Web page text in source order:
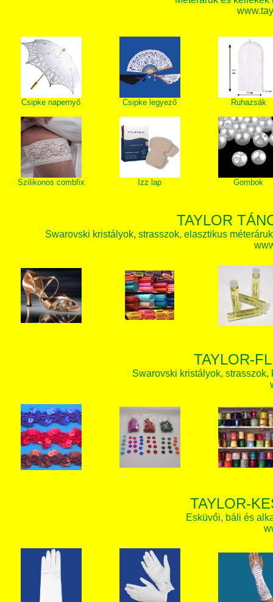
Csipke napernyő Csipke legyező Ruhazsák
Szilikonos combfix Izz lap Gombok
TAYLOR
Swarovski kristályok, strasszok, elasztikus
TAYLOR-
Swarovski kristályok,
TAYLOR-
Esküvői, báli és